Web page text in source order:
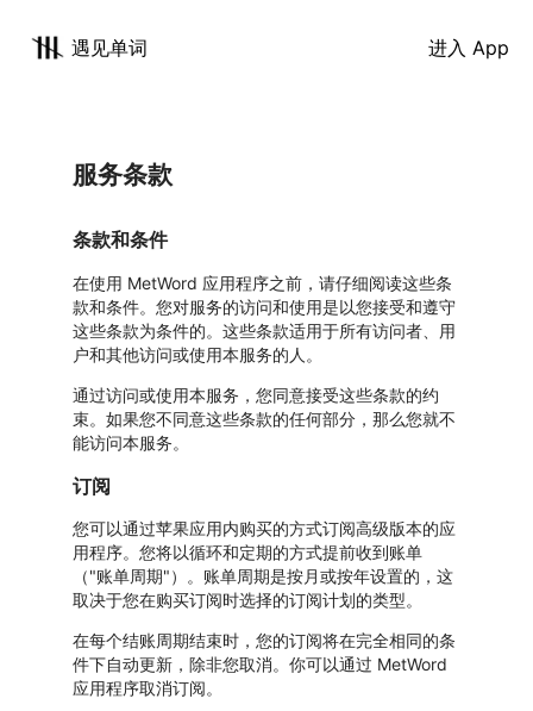
遇见单词 进入 App
服务条款
条款和条件
在使用 MetWord 应用程序之前，请仔细阅读这些条
款和条件。您对服务的访问和使用是以您接受和遵守
这些条款为条件的。这些条款适用于所有访问者、用
户和其他访问或使用本服务的人。
通过访问或使用本服务，您同意接受这些条款的约
束。如果您不同意这些条款的任何部分，那么您就不
能访问本服务。
订阅
您可以通过苹果应用内购买的方式订阅高级版本的应
用程序。您将以循环和定期的方式提前收到账单
（"账单周期"）。账单周期是按月或按年设置的，这
取决于您在购买订阅时选择的订阅计划的类型。
在每个结账周期结束时，您的订阅将在完全相同的条
件下自动更新，除非您取消。你可以通过 MetWord
应用程序取消订阅。